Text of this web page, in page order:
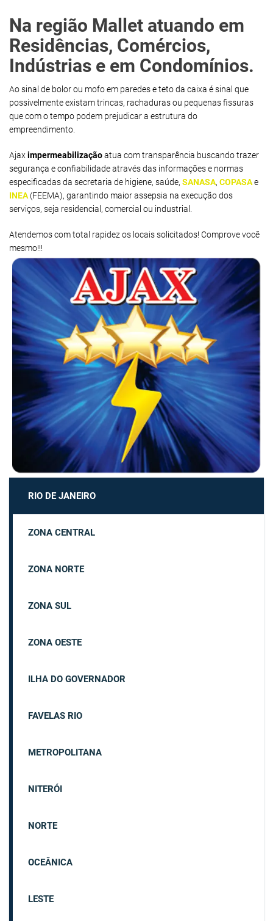
Na região Mallet atuando em
Residências, Comércios,
Indústrias e em Condomínios.
Ao sinal de bolor ou mofo em paredes e teto da caixa é sinal que
possivelmente existam trincas, rachaduras ou pequenas fissuras
que com o tempo podem prejudicar a estrutura do
empreendimento.
Ajaximpermeabilizaçãoatua com transparência buscando trazer
segurança e confiabilidade através das informações e normas
especificadas da secretaria de higiene, saúde, SANASA, COPASAe
INEA (FEEMA), garantindo maior assepsia na execução dos
serviços, seja residencial, comercial ou industrial.
Atendemos com total rapidez os locais solicitados! Comprove você
mesmo!!!
RIO DE JANEIRO
ZONA CENTRAL
ZONA NORTE
ZONA SUL
ZONA OESTE
ILHA DO GOVERNADOR
FAVELAS RIO
METROPOLITANA
NITERÓI
NORTE
OCEÂNICA
LESTE